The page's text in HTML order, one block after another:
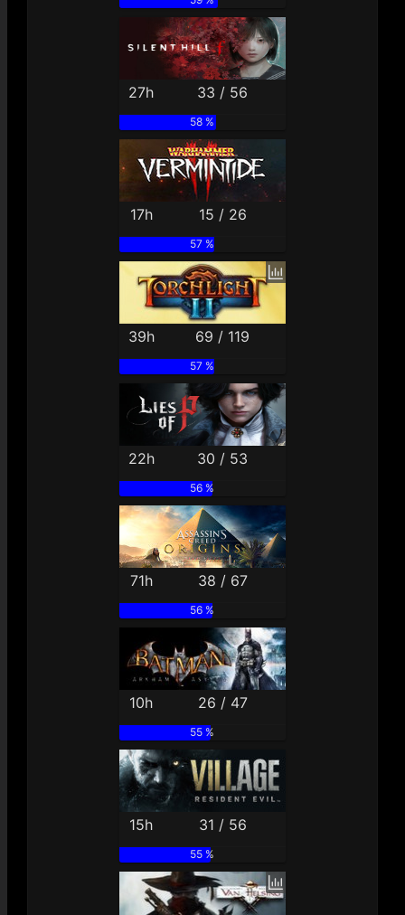
27h 33 / 56
58 %
17h 15 / 26
57 %
39h 69 / 119
57 %
22h 30 / 53
56 %
71h 38 / 67
56 %
10h 26 / 47
55 %
15h 31 / 56
55 %